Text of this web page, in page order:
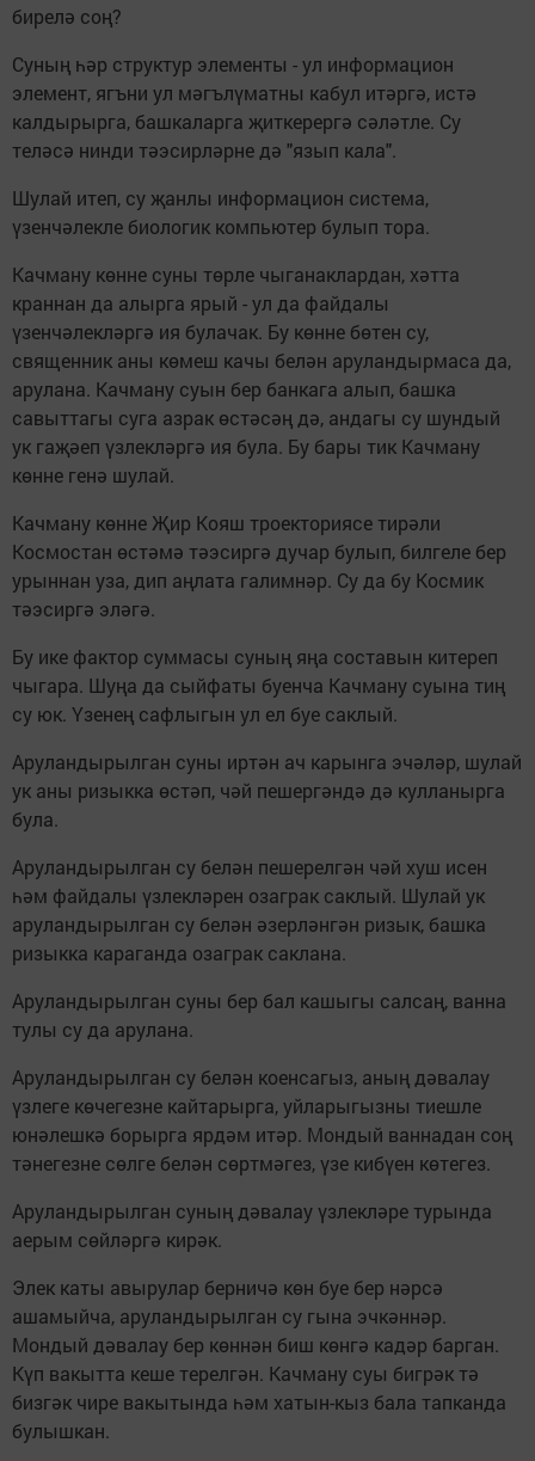
бирелә соң?
Суның һәр структур элементы - ул информацион
элемент, ягъни ул мәгълүматны кабул итәргә, истә
калдырырга, башкаларга җиткерергә сәләтле. Су
теләсә нинди тәэсирләрне дә "язып кала".
Шулай итеп, су җанлы информацион система,
үзенчәлекле биологик компьютер булып тора.
Качману көнне суны төрле чыганаклардан, хәтта
краннан да алырга ярый - ул да файдалы
үзенчәлекләргә ия булачак. Бу көнне бөтен су,
священник аны көмеш качы белән аруландырмаса да,
арулана. Качману суын бер банкага алып, башка
савыттагы суга азрак өстәсәң дә, андагы су шундый
ук гаҗәеп үзлекләргә ия була. Бу бары тик Качману
көнне генә шулай.
Качману көнне Җир Кояш троекториясе тирәли
Космостан өстәмә тәэсиргә дучар булып, билгеле бер
урыннан уза, дип аңлата галимнәр. Су да бу Космик
тәэсиргә эләгә.
Бу ике фактор суммасы суның яңа составын китереп
чыгара. Шуңа да сыйфаты буенча Качману суына тиң
су юк. Үзенең сафлыгын ул ел буе саклый.
Аруландырылган суны иртән ач карынга эчәләр, шулай
ук аны ризыкка өстәп, чәй пешергәндә дә кулланырга
була.
Аруландырылган су белән пешерелгән чәй хуш исен
һәм файдалы үзлекләрен озаграк саклый. Шулай ук
аруландырылган су белән әзерләнгән ризык, башка
ризыкка караганда озаграк саклана.
Аруландырылган суны бер бал кашыгы салсаң, ванна
тулы су да арулана.
Аруландырылган су белән коенсагыз, аның дәвалау
үзлеге көчегезне кайтарырга, уйларыгызны тиешле
юнәлешкә борырга ярдәм итәр. Мондый ваннадан соң
тәнегезне сөлге белән сөртмәгез, үзе кибүен көтегез.
Аруландырылган суның дәвалау үзлекләре турында
аерым сөйләргә кирәк.
Элек каты авырулар берничә көн буе бер нәрсә
ашамыйча, аруландырылган су гына эчкәннәр.
Мондый дәвалау бер көннән биш көнгә кадәр барган.
Күп вакытта кеше терелгән. Качману суы бигрәк тә
бизгәк чире вакытында һәм хатын-кыз бала тапканда
булышкан.